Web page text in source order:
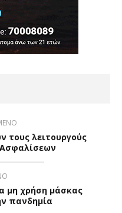
τους λειτουργούς
μη χρήση μάσκας
πανδημία